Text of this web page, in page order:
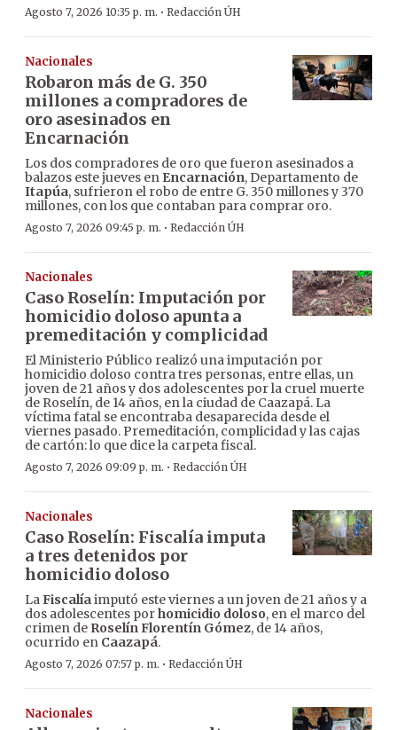
Agosto 7, 2026 10:35 p. m. · Redacción ÚH
Nacionales
Robaron más de G. 350
millones a compradores de
oro asesinados en
Encarnación
Los dos compradores de oro que fueron asesinados a
balazos este jueves en Encarnación, Departamento de
Itapúa, sufrieron el robo de entre G. 350 millones y 370
millones, con los que contaban para comprar oro.
Agosto 7, 2026 09:45 p. m. · Redacción ÚH
Nacionales
Caso Roselín: Imputación por
homicidio doloso apunta a
premeditación y complicidad
El Ministerio Público realizó una imputación por
homicidio doloso contra tres personas, entre ellas, un
joven de 21 años y dos adolescentes por la cruel muerte
de Roselín, de 14 años, en la ciudad de Caazapá. La
víctima fatal se encontraba desaparecida desde el
viernes pasado. Premeditación, complicidad y las cajas
de cartón: lo que dice la carpeta fiscal.
Agosto 7, 2026 09:09 p. m. · Redacción ÚH
Nacionales
Caso Roselín: Fiscalía imputa
a tres detenidos por
homicidio doloso
LaFiscalíaimputó este viernes a un joven de 21 años y a
dos adolescentes porhomicidio doloso, en el marco del
crimen de Roselín Florentín Gómez, de 14 años,
ocurrido en Caazapá.
Agosto 7, 2026 07:57 p. m. · Redacción ÚH
Nacionales